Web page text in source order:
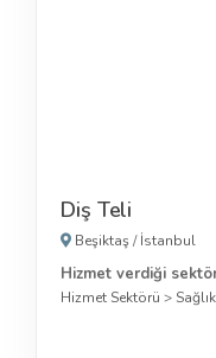
Diş Teli
Beşiktaş/İstanbul
Hizmet verdiği
Hizmet Sektörü >